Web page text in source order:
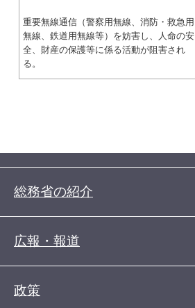
重要無線通信（警察用無線、消防・救急用
無線、鉄道用無線等）を妨害し、人命の安
全、財産の保護等に係る活動が阻害され
る。
総務省の紹介
広報・報道
政策